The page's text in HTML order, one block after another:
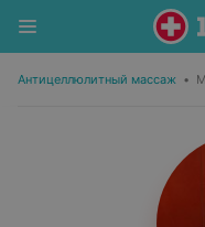
Антицеллюлитный массаж •